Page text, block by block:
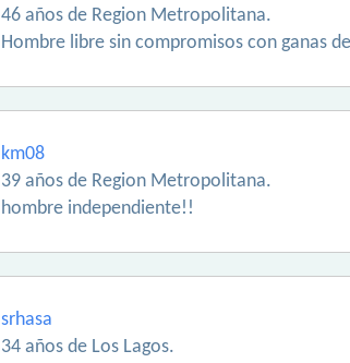
46 años de Region Metropolitana.
Hombre libre sin compromisos con ganas
km08
39 años de Region Metropolitana.
hombre independiente!!
srhasa
34 años de Los Lagos.